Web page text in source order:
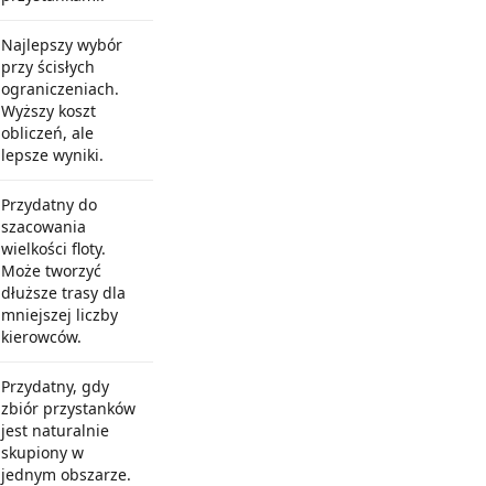
Najlepszy wybór
przy ścisłych
ograniczeniach.
Wyższy koszt
obliczeń, ale
lepsze wyniki.
Przydatny do
szacowania
wielkości floty.
Może tworzyć
dłuższe trasy dla
mniejszej liczby
kierowców.
Przydatny, gdy
zbiór przystanków
jest naturalnie
skupiony w
jednym obszarze.